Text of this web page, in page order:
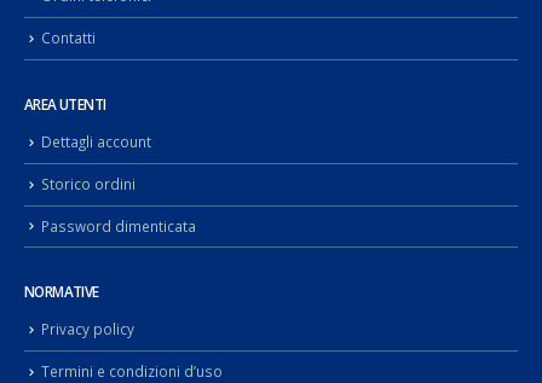
Contatti
AREA UTENTI
Dettagli account
Storico ordini
Password dimenticata
NORMATIVE
Privacy policy
Termini e condizioni d’uso